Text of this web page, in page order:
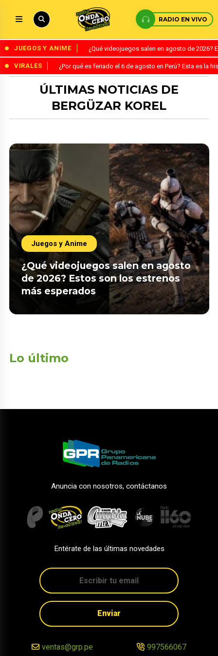
RADIO EN VIVO
JUEGOS Y ANIME ¿Qué videojuegos salen en agosto de
VIRALES ¿Por qué es feriado el 6 de agosto en Perú? Esta es la
ÚLTIMAS NOTICIAS DE
BERGÜZAR KOREL
Juegos y Anime
¿Qué videojuegos salen en agosto
de 2026? Estos son los estrenos
más esperados
Lo último
Anuncia con nosotros, contáctanos
Entérate de las últimas novedades
Enviar
ventas@grp.pe 997566067